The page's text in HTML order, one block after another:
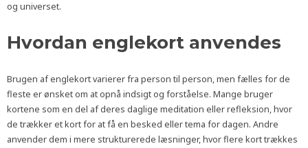
og universet.
Hvordan englekort anvendes
Brugen af englekort varierer fra person til person, men fælles for de
fleste er ønsket om at opnå indsigt og forståelse. Mange bruger
kortene som en del af deres daglige meditation eller refleksion, hvor
de trækker et kort for at få en besked eller tema for dagen. Andre
anvender dem i mere strukturerede læsninger, hvor flere kort trækkes